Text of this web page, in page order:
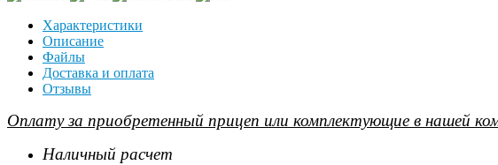
Характеристики
Описание
Файлы
Доставка и оплата
Отзывы
Оплату за приобретенный прицеп или комплектующие в нашей
Наличный расчет